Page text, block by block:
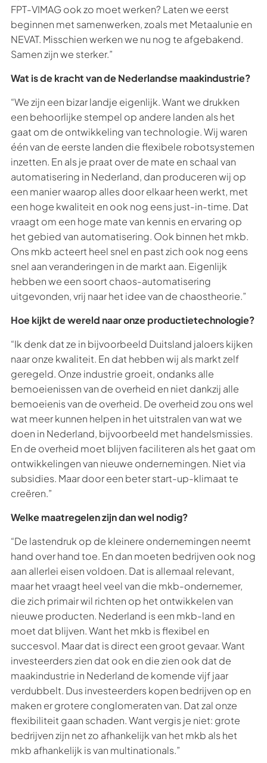
FPT-VIMAG ook zo moet werken? Laten we eerst
beginnen met samenwerken, zoals met Metaalunie en
NEVAT. Misschien werken we nu nog te afgebakend.
Samen zijn we sterker.”
Wat is de kracht van de Nederlandse maakindustrie?
“We zijn een bizar landje eigenlijk. Want we drukken
een behoorlijke stempel op andere landen als het
gaat om de ontwikkeling van technologie. Wij waren
één van de eerste landen die flexibele robotsystemen
inzetten. En als je praat over de mate en schaal van
automatisering in Nederland, dan produceren wij op
een manier waarop alles door elkaar heen werkt, met
een hoge kwaliteit en ook nog eens just-in-time. Dat
vraagt om een hoge mate van kennis en ervaring op
het gebied van automatisering. Ook binnen het mkb.
Ons mkb acteert heel snel en past zich ook nog eens
snel aan veranderingen in de markt aan. Eigenlijk
hebben we een soort chaos-automatisering
uitgevonden, vrij naar het idee van de chaostheorie.”
Hoe kijkt de wereld naar onze productietechnologie?
“Ik denk dat ze in bijvoorbeeld Duitsland jaloers kijken
naar onze kwaliteit. En dat hebben wij als markt zelf
geregeld. Onze industrie groeit, ondanks alle
bemoeienissen van de overheid en niet dankzij alle
bemoeienis van de overheid. De overheid zou ons wel
wat meer kunnen helpen in het uitstralen van wat we
doen in Nederland, bijvoorbeeld met handelsmissies.
En de overheid moet blijven faciliteren als het gaat om
ontwikkelingen van nieuwe ondernemingen. Niet via
subsidies. Maar door een beter start-up-klimaat te
creëren.”
Welke maatregelen zijn dan wel nodig?
“De lastendruk op de kleinere ondernemingen neemt
hand over hand toe. En dan moeten bedrijven ook nog
aan allerlei eisen voldoen. Dat is allemaal relevant,
maar het vraagt heel veel van die mkb-ondernemer,
die zich primair wil richten op het ontwikkelen van
nieuwe producten. Nederland is een mkb-land en
moet dat blijven. Want het mkb is flexibel en
succesvol. Maar dat is direct een groot gevaar. Want
investeerders zien dat ook en die zien ook dat de
maakindustrie in Nederland de komende vijf jaar
verdubbelt. Dus investeerders kopen bedrijven op en
maken er grotere conglomeraten van. Dat zal onze
flexibiliteit gaan schaden. Want vergis je niet: grote
bedrijven zijn net zo afhankelijk van het mkb als het
mkb afhankelijk is van multinationals.”